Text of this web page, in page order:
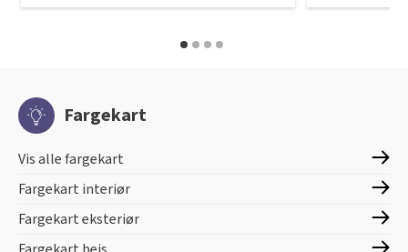
Fargekart
Vis alle fargekart
Fargekart interiør
Fargekart eksteriør